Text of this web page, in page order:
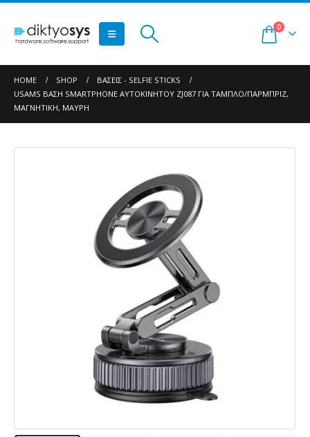
0
HOME SHOP
ΒΆΣΕΙΣ - SELFIE STICKS
USAMS ΒΆΣΗ SMARTPHONE ΑΥΤΟΚΙΝΉΤΟΥ ZJ087 ΓΙΑ ΤΑΜΠΛΌ/ΠΑΡΜΠΡΊΖ,
ΜΑΓΝΗΤΙΚΉ, ΜΑΎΡΗ